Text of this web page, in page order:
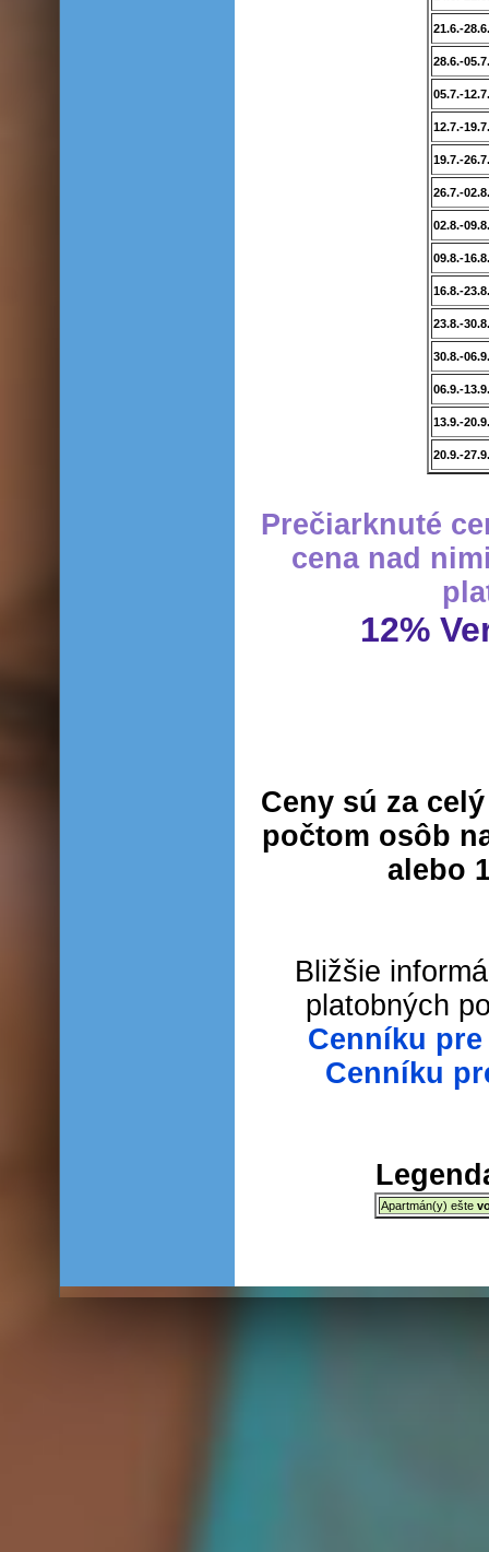
21.6.-28.6.
28.6.-05.7.
05.7.-12.7.
12.7.-19.7.
19.7.-26.7.
26.7.-02.8.
02.8.-09.8.
09.8.-16.8.
16.8.-23.8.
23.8.-30.8.
30.8.-06.9.
06.9.-13.9.
13.9.-20.9.
20.9.-27.9.
Prečiarknuté
cena nad
12%
Ceny sú za
počtom osôb
alebo
Bližšie
platobných
Cenníku
Cenníku
Apartmán(y) ešte